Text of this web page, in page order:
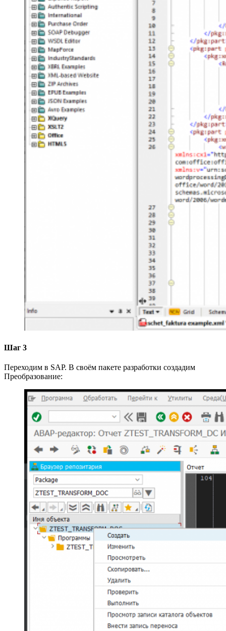
Шаг 3
Переходим в SAP. В своём пакете разработки создадим
Преобразование: